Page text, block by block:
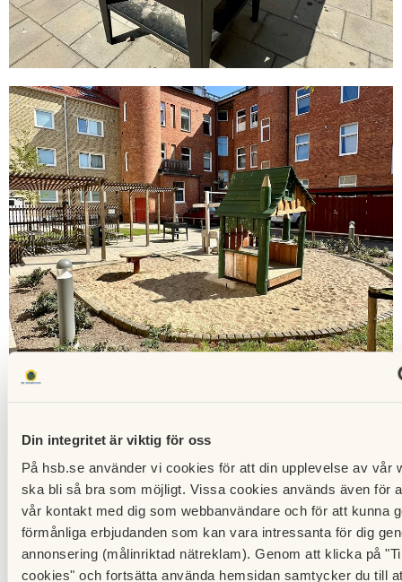
Din integritet är viktig för oss
På hsb.se använder vi cookies för att din upplevelse av vår
ska bli så bra som möjligt. Vissa cookies används även för
vår kontakt med dig som webbanvändare och för att kunna
förmånliga erbjudanden som kan vara intressanta för dig
annonsering (målinriktad nätreklam). Genom att klicka på
cookies" och fortsätta använda hemsidan samtycker du till
Se alla bilder